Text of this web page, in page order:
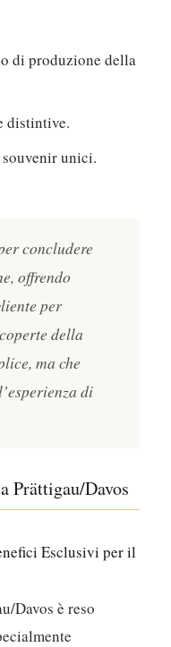
di produzione della
distintive.
souvenir unici.
concludere
offrendo
per
della
ma che
di
Prättigau/Davos
Esclusivi per il
Davos è reso